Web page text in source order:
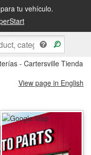
tu vehículo.
recógela en la tienda
- Cartersville Tienda
View page in English